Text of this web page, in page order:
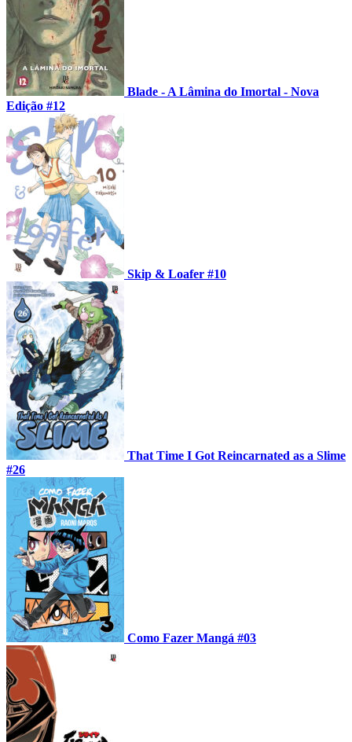
Blade - A Lâmina do Imortal - Nova
Edição #12
Skip & Loafer #10
That Time I Got Reincarnated as a Slime
#26
Como Fazer Mangá #03